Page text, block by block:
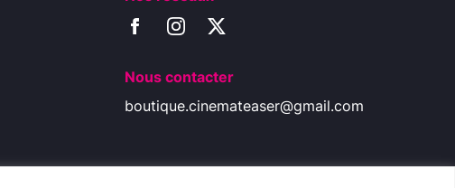
Nous contacter
boutique.cinemateaser@gmail.com